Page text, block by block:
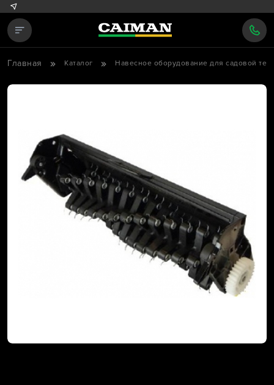
Главная Каталог Навесное оборудование для садовой